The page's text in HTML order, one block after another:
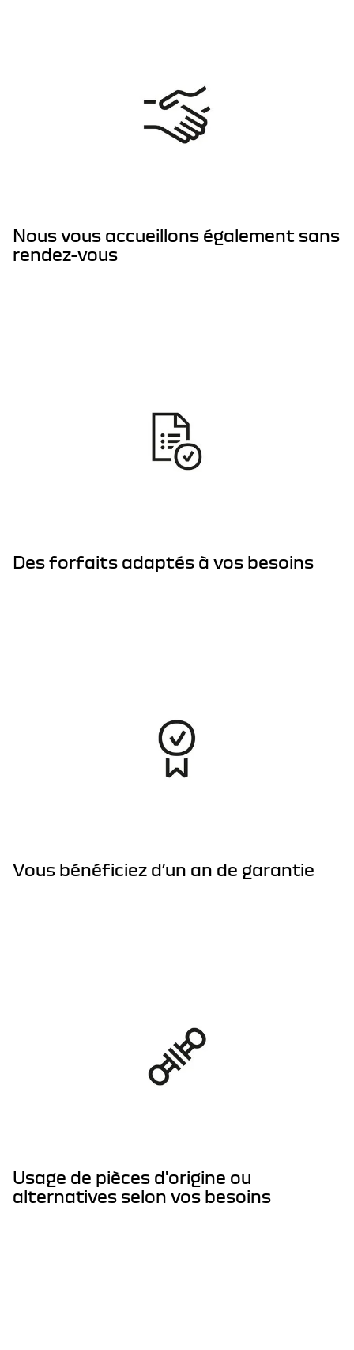
Nous vous accueillons également sans
rendez-vous
Des forfaits adaptés à vos besoins
Vous bénéficiez d’un an de garantie
Usage de pièces d'origine ou
alternatives selon vos besoins